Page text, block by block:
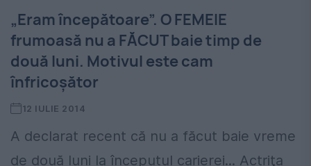
„Eram începătoare”. O FEMEIE
frumoasă nu a FĂCUT baie timp de
două luni. Motivul este cam
înfricoşător
12 IULIE 2014
A declarat recent că nu a făcut baie vreme
de două luni la începutul carierei... Actriţa